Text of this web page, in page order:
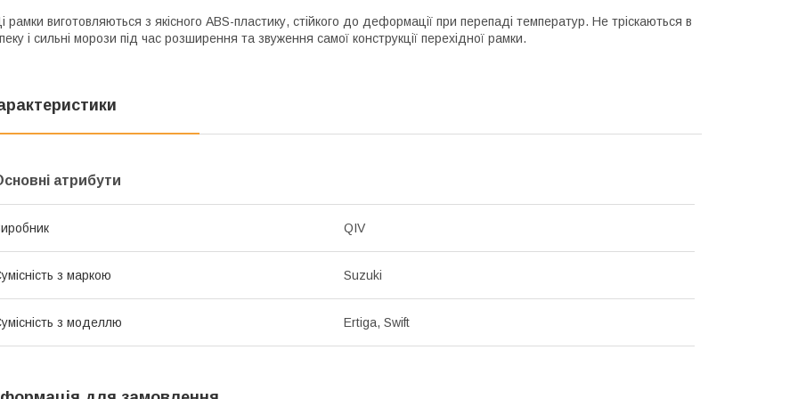
рамки виготовляються з якісного ABS-пластику, стійкого до деформації при перепаді температур. Не тріскаються в
і сильні морози під час розширення та звуження самої конструкції перехідної рамки.
атрибути
QIV
з маркою Suzuki
з моделлю Ertiga, Swift